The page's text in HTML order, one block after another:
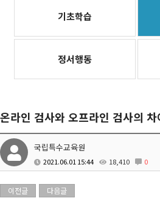
기초학습
정서행동
온라인 검사와 오프라인 검사의
국립특수교육원
2021.06.01 15:44 18,410 0
이전글 다음글